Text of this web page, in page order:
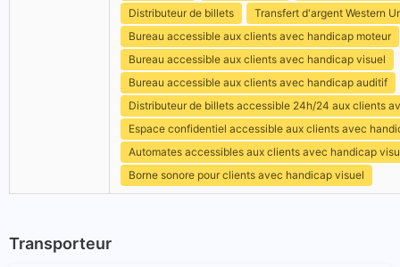
Distributeur de billets
Transfert d'argent Western
Bureau accessible aux clients avec handicap moteur
Bureau accessible aux clients avec handicap visuel
Bureau accessible aux clients avec handicap auditif
Distributeur de billets accessible 24h/24 aux clients
Espace confidentiel accessible aux clients avec
Automates accessibles aux clients avec handicap
Borne sonore pour clients avec handicap visuel
Transporteur